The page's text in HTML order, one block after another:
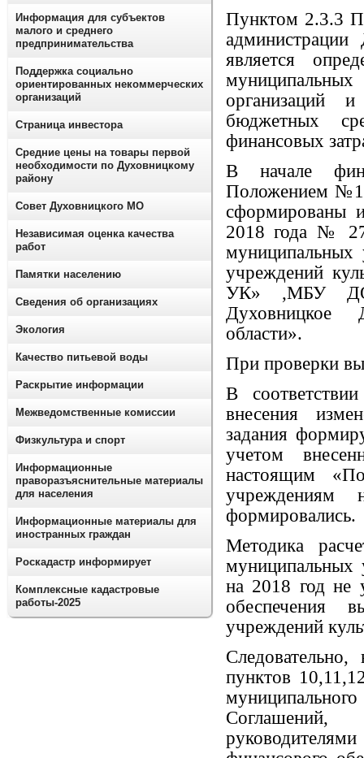
Пунктом 2.3.3
является
организаций и
бюджетных
финансовых
В начале
Положением
сформированы
2018 года № 27
муниципальных
учреждений
УК» ,МБУ ДО
Духовницкое
области».
При проверки
В
внесения
задания
учетом
настоящим
учреждениям
формировались.
Методика
муниципальных
на 2018 год не
обеспечения
учреждений
пунктов
Информация для субъектов
малого и среднего
предпринимательства
Поддержка социально
ориентированных некоммерческих
организаций
Страница инвестора
Средние цены на товары первой
необходимости по Духовницкому
району
Совет Духовницкого МО
Независимая оценка качества
работ
Памятки населению
Сведения об организациях
Экология
Качество питьевой воды
Раскрытие информации
Межведомственные комиссии
Физкультура и спорт
Информационные
праворазъяснительные материалы
для населения
Информационные материалы для
иностранных граждан
Роскадастр информирует
Комплексные кадастровые
работы-2025